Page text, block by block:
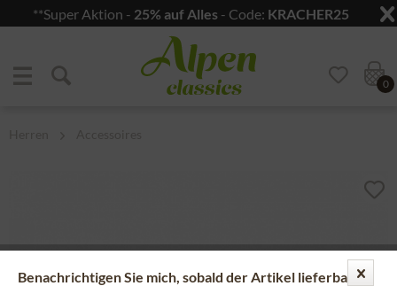
**Super Aktion - 25% auf Alles- Code: KRACHER25
Zum Hauptbereich springen
0
Benachrichtigen Sie mich, sobald der Artikel lieferbar ist.